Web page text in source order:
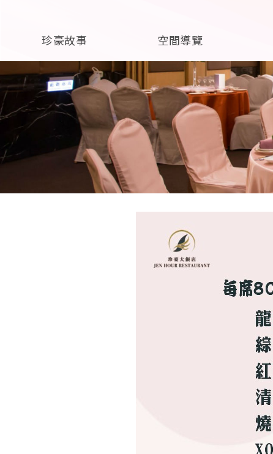
珍豪故事 空間導覽